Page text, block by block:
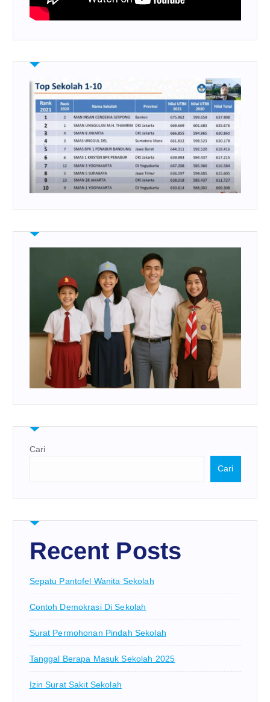
Cari
Cari
Recent Posts
Sepatu Pantofel Wanita Sekolah
Contoh Demokrasi Di Sekolah
Surat Permohonan Pindah Sekolah
Tanggal Berapa Masuk Sekolah 2025
Izin Surat Sakit Sekolah